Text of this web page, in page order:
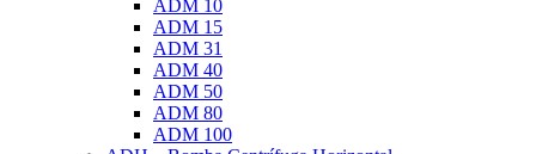
ADM 10
ADM 15
ADM 31
ADM 40
ADM 50
ADM 80
ADM 100